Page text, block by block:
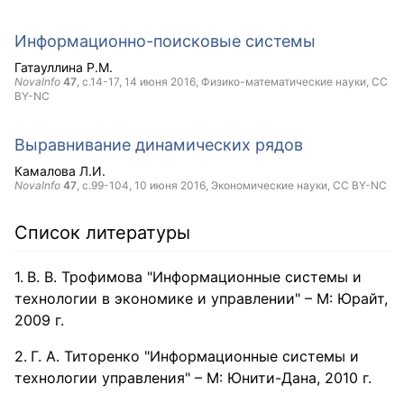
Информационно-поисковые системы
Гатауллина Р.М.
NovaInfo 47, с.14-17, 14 июня 2016, Физико-математические науки, CC
BY-NC
Выравнивание динамических рядов
Камалова Л.И.
NovaInfo 47, с.99-104, 10 июня 2016, Экономические науки, CC BY-NC
Список литературы
В. В. Трофимова "Информационные системы и
технологии в экономике и управлении" – М: Юрайт,
2009 г.
Г. А. Титоренко "Информационные системы и
технологии управления" – М: Юнити-Дана, 2010 г.